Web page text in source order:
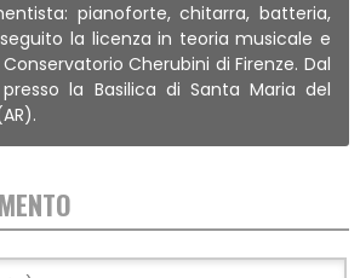
pianoforte, chitarra, batteria,
la licenza in teoria musicale e
Cherubini di Firenze. Dal
la Basilica di Santa Maria del